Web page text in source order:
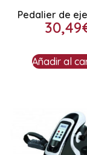
Pedalier de
30,49
Añadir al